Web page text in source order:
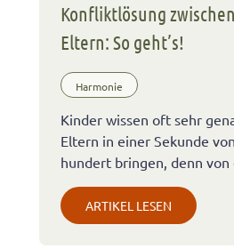
Konfliktlösung
Eltern: So geht’s!
Harmonie
Kinder wissen oft sehr
Eltern in einer Sekunde
hundert bringen, denn von
ARTIKEL LESEN